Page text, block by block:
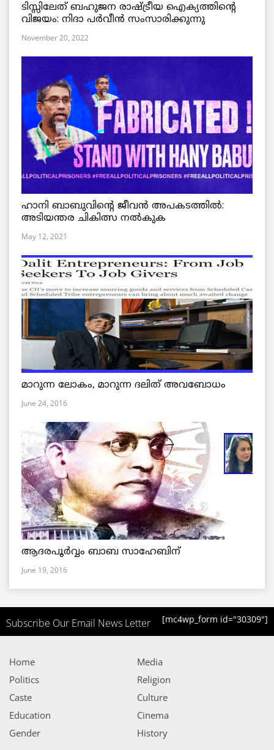
ടിസ്സിലേത് ബഹുജന രാഷ്ട്രീയ ഐക്യത്തിന്റെ
വിജയം: നിദാ പർവീൻ സംസാരിക്കുന്നു
November 20, 2022
ഹാനി ബാബുവിന്റെ ജീവൻ അപകടത്തിൽ:
അടിയന്തര ചികിത്സ നൽകുക
May 12, 2021
മാറുന്ന ലോകം, മാറുന്ന ദലിത് അവബോധം
June 24, 2016
ആദരപൂര്‍വ്വം ബാബ സാഹേബിന്
June 19, 2016
Subscribe Our Email News Letter [mc4wp_form id="30309"]
Home
Politics
Caste
Education
Gender
Media
Religion
Culture
Cinema
History